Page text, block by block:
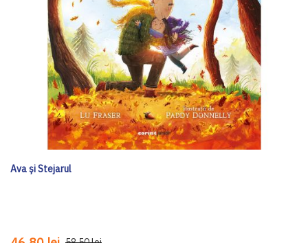
Ava și Stejarul